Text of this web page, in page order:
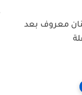
معروف بعد